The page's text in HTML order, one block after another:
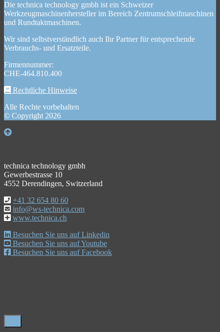
Die technica technology gmbh ist ein Schweizer
Werkzeugmaschinenhersteller im Bereich Zentrumschleifmaschinen
und Rundtaktmaschinen.
Wir sind selbstverständlich auch Ihr Partner für entsprechende
Verbrauchs- und Ersatzteile.
Firmennummer:
CHE-464.810.400
Rechtliche Hinweise
Alle Rechte vorbehalten
© Copyright 2026
technica technology gmbh
Gewerbestrasse 10
4552 Derendingen, Switzerland
+41 32 654 80 60
info@ws-technica.com
www.technica.ch
Besuchen Sie uns auf Linkedin
Besuchen Sie uns auf Youtube
Besuchen Sie uns auf Facebook